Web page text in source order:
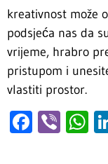
kreativnost može
podsjeća nas da
vrijeme, hrabro
pristupom i
vlastiti prostor.
Viber